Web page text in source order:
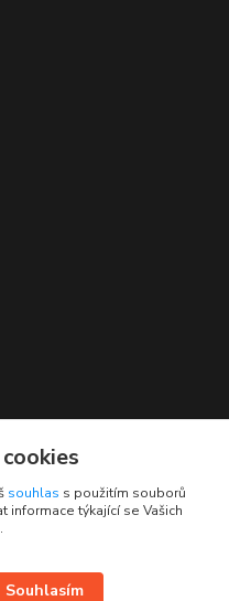
souhlas s použitím souborů
informace týkající se Vašich
Souhlasím